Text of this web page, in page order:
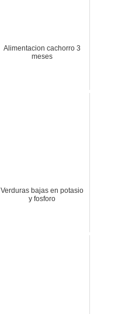
Alimentacion cachorro 3
meses
Verduras bajas en potasio
y fosforo